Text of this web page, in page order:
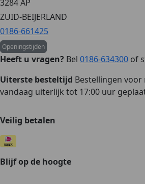
3284 AP
ZUID-BEIJERLAND
0186-661425
Openingstijden
Heeft u vragen? Bel 0186-634300 of
Uiterste besteltijd Bestellingen
vandaag uiterlijk tot 17:00 uur
Veilig betalen
Blijf op de hoogte